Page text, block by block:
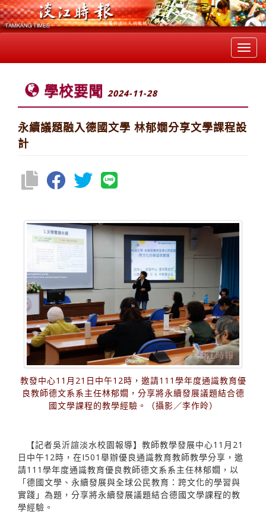
學校要聞 2024-11-28
永續議題融入德國文學 林郁嫺分享文學課程設
計
教發中心11月21日中午12時，邀請111學年度通識教育優
良教師德文系系主任林郁嫺，分享將永續發展議題結合德
國文學課程的教學經驗。（攝影／李作皊）
【記者吳沂諠淡水校園報導】教師教學發展中心11月21
日中午12時，在I501舉辦優良通識教育教師教學分享，邀
請111學年度通識教育優良教師德文系系主任林郁嫺，以
「德國文學、永續發展與全球公民教育：跨文化的學習與
實踐」為題，分享將永續發展議題結合德國文學課程的教
學經驗。